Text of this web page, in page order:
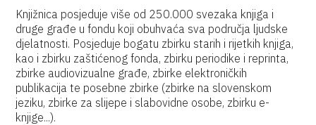
Knjižnica posjeduje više od 250.000 svezaka knjiga i
druge građe u fondu koji obuhvaća sva područja ljudske
djelatnosti. Posjeduje bogatu zbirku starih i rijetkih knjiga,
kao i zbirku zaštićenog fonda, zbirku periodike i reprinta,
zbirke audiovizualne građe, zbirke elektroničkih
publikacija te posebne zbirke (zbirke na slovenskom
jeziku, zbirke za slijepe i slabovidne osobe, zbirku e-
knjige...).